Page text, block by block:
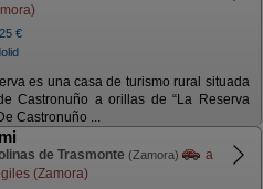
25 €
es una casa de turismo rural situada
Castronuño a orillas de “La Reserva
Castronuño ...
de Trasmonte (Zamora)
a
(Zamora)